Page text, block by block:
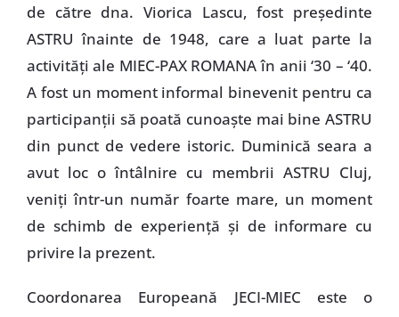
de către dna. Viorica Lascu, fost preşedinte
ASTRU înainte de 1948, care a luat parte la
activităţi ale MIEC-PAX ROMANA în anii ‘30 – ‘40.
A fost un moment informal binevenit pentru ca
participanţii să poată cunoaşte mai bine ASTRU
din punct de vedere istoric. Duminică seara a
avut loc o întâlnire cu membrii ASTRU Cluj,
veniţi într-un număr foarte mare, un moment
de schimb de experienţă şi de informare cu
privire la prezent.
Coordonarea Europeană JECI-MIEC este o